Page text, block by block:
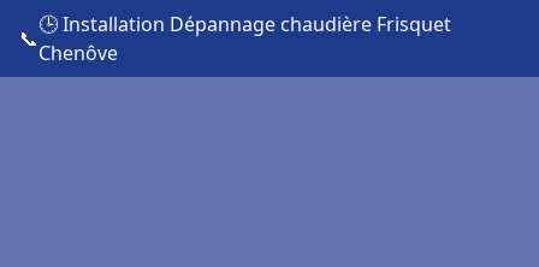
📞
🕒 Installation Dépannage chaudière Frisquet
Chenôve